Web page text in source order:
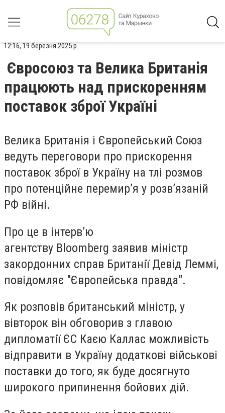
12:16, 19 березня 2025 р.
Євросоюз та Велика Британія
працюють над прискоренням
поставок зброї Україні
Велика Британія і Європейський Союз
ведуть переговори про прискорення
поставок зброї в Україну на тлі розмов
про потенційне перемир’я у розв’язаній
РФ війні.
Про це в інтерв’ю
агентству Bloomberg заявив міністр
закордонних справ Британії Девід Леммі,
повідомляє "Європейська правда".
Як розповів британський міністр, у
вівторок він обговорив з главою
дипломатії ЄС Каєю Каллас можливість
відправити в Україну додаткові військові
поставки до того, як буде досягнуто
широкого припинення бойових дій.